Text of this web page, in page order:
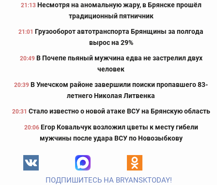
21:13 Несмотря на аномальную жару, в Брянске прошёл
традиционный пятничник
21:01 Грузооборот автотранспорта Брянщины за полгода
вырос на 29%
20:49 В Почепе пьяный мужчина едва не застрелил двух
человек
20:39 В Унечском районе завершили поиски пропавшего 83-
летнего Николая Литвенка
20:31 Стало известно о новой атаке ВСУ на Брянскую область
20:06 Егор Ковальчук возложил цветы к месту гибели
мужчины после удара ВСУ по Новозыбкову
ПОДПИШИТЕСЬ НА BRYANSKTODAY!